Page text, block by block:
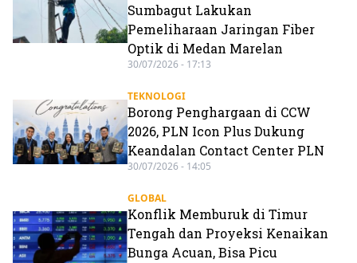
Sumbagut Lakukan
Pemeliharaan Jaringan Fiber
Optik di Medan Marelan
30/07/2026 - 17:13
TEKNOLOGI
Borong Penghargaan di CCW
2026, PLN Icon Plus Dukung
Keandalan Contact Center PLN
30/07/2026 - 14:05
GLOBAL
Konflik Memburuk di Timur
Tengah dan Proyeksi Kenaikan
Bunga Acuan, Bisa Picu